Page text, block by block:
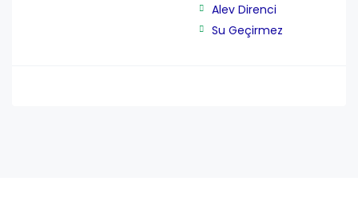
Alev Direnci
Su Geçirmez